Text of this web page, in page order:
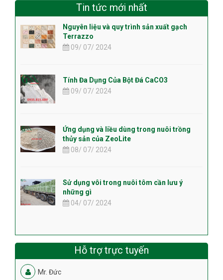
Tin tức mới nhất
Nguyên liệu và quy trình sản xuất gạch
Terrazzo
09/ 07/ 2024
Tính Đa Dụng Của Bột Đá CaCO3
09/ 07/ 2024
Ứng dụng và liều dùng trong nuôi trồng
thủy sản của ZeoLite
08/ 07/ 2024
Sử dụng vôi trong nuôi tôm cần lưu ý
những gì
04/ 07/ 2024
Hỗ trợ trực tuyến
Mr. Đức